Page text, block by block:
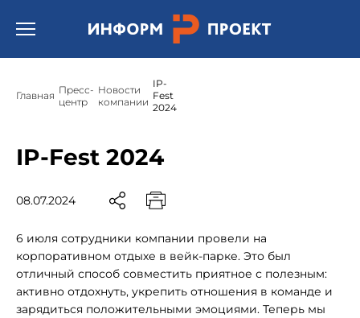
Открыть бургер меню.
Главная Пресс-
центр
Новости
компании
IP-
Fest
2024
IP-Fest 2024
08.07.2024
6 июля сотрудники компании провели на
корпоративном отдыхе в вейк-парке. Это был
отличный способ совместить приятное с полезным:
активно отдохнуть, укрепить отношения в команде и
зарядиться положительными эмоциями. Теперь мы